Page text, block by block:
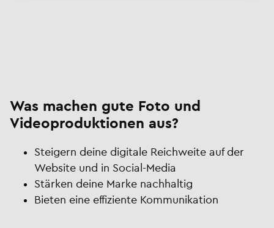
Was machen gute Foto und
Videoproduktionen aus?
Steigern deine digitale Reichweite auf der
Website und in Social-Media
Stärken deine Marke nachhaltig
Bieten eine effiziente Kommunikation